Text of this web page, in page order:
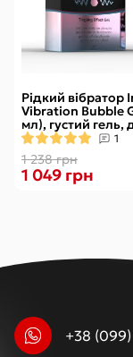
Рідкий вібратор
Vibration Bubble
мл), густий гель,
смачний, діє до
1
1 238 грн
1 049 грн
+38